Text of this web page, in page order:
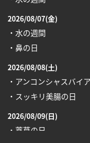
2026/08/07(金)
・水の週間
・鼻の日
2026/08/08(土)
・アンコンシャスバイ
・スッキリ美腸の日
2026/08/09(日)
・薬草の日